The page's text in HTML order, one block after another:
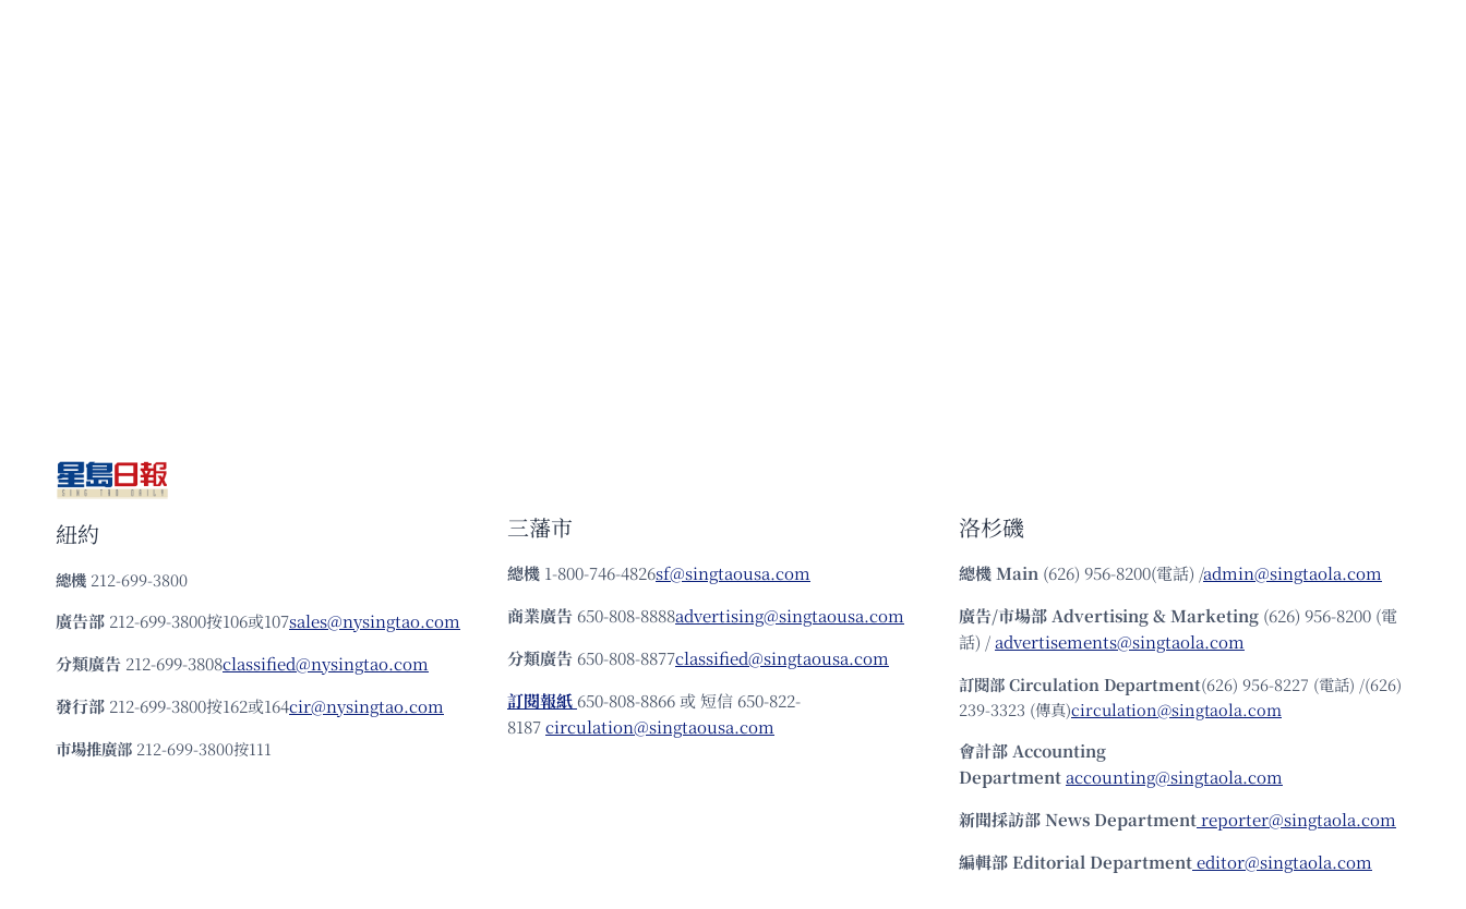
紐約
總機 212-699-3800
廣告部 212-699-3800按106或107sales@nysingtao.com
分類廣告 212-699-3808classified@nysingtao.com
發⾏部 212-699-3800按162或164cir@nysingtao.com
市場推廣部 212-699-3800按111
三藩市
總機 1-800-746-4826sf@singtaousa.com
商業廣告 650-808-8888advertising@singtaousa.com
分類廣告 650-808-8877classified@singtaousa.com
訂閱報紙 650-808-8866 或 短信 650-822-
8187circulation@singtaousa.com
洛杉磯
總機Main (626) 956-8200(電話) /admin@singtaola.com
廣告/市場部Advertising & Marketing (626) 956-8200 (電
話) /advertisements@singtaola.com
訂閱部 Circulation Department(626) 956-8227 (電話) /(626)
239-3323 (傳真)circulation@singtaola.com
會計部 Accounting
Departmentaccounting@singtaola.com
新聞採訪部 News Departmentreporter@singtaola.com
編輯部 Editorial Departmenteditor@singtaola.com